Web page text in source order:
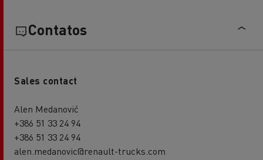
Contatos
Sales contact
Alen Medanović
+386 51 33 24 94
+386 51 33 24 94
alen.medanovic@renault-trucks.com